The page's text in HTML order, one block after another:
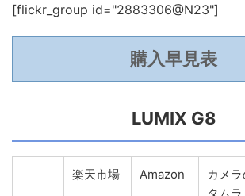
[flickr_group id="2883306@N23"]
購入早見表
LUMIX G8
楽天市場 Amazon
カメ
タムラ